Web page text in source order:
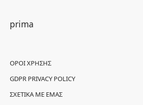
prima
ΌΡΟΙ ΧΡΉΣΗΣ
GDPR PRIVACY POLICY
ΣΧΕΤΙΚΆ ΜΕ ΕΜΆΣ